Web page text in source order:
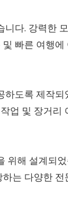
다. 강력한
빠른 여행에
도록 제작
업 및 장거리
위해 설계되
는 다양한